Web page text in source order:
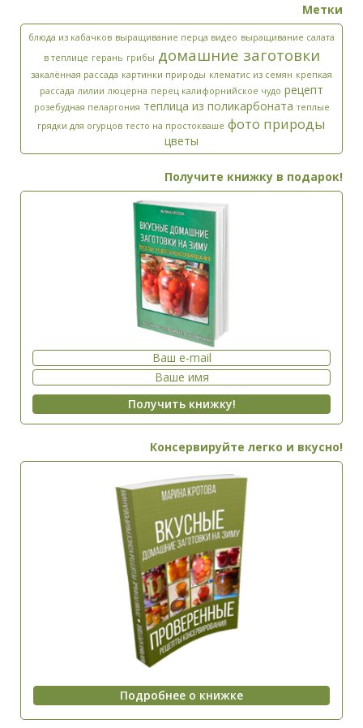
Метки
блюда из кабачков выращивание перца видео выращивание салата
в теплице герань грибы домашние заготовки
закалённая рассада картинки природы клематис из семян крепкая
рассада лилии люцерна перец калифорнийское чудо рецепт
розебудная пеларгония теплица из поликарбоната теплые
грядки для огурцов тесто на простокваше фото природы
цветы
Получите книжку в подарок!
Консервируйте легко и вкусно!